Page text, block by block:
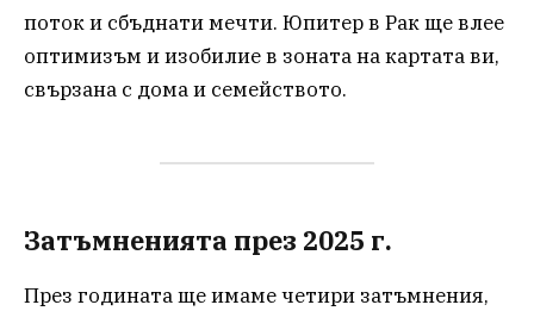
поток и сбъднати мечти. Юпитер в Рак ще влее
оптимизъм и изобилие в зоната на картата ви,
свързана с дома и семейството.
Затъмненията през 2025 г.
През годината ще имаме четири затъмнения,